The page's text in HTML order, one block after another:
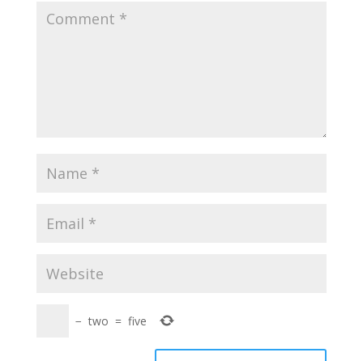
− two = five